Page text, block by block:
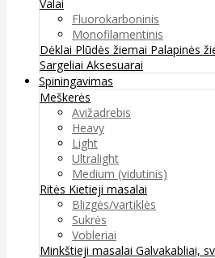
Valai
Fluorokarboninis
Monofilamentinis
Dėklai Plūdės žiemai Palapinės
Sargeliai Aksesuarai
Spiningavimas
Meškerės
Avižadrebis
Heavy
Light
Ultralight
Medium (vidutinis)
Ritės Kietieji masalai
Blizgės/vartiklės
Sukrės
Vobleriai
Minkštieji masalai Galvakabliai,